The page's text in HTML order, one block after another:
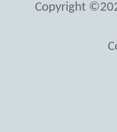
Copyright